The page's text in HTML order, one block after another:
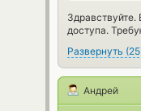
доступа.
Развернуть (25
Андрей